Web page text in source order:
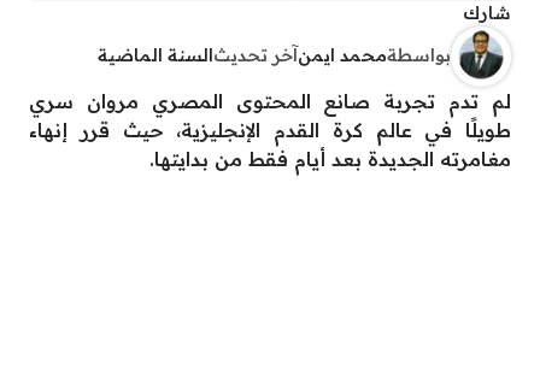
شارك
بواسطةمحمد ايمنآخر تحديثالسنة الماضية
لم تدم تجربة صانع المحتوى المصري مروان سري
طويلًا في عالم كرة القدم الإنجليزية، حيث قرر إنهاء
مغامرته الجديدة بعد أيام فقط من بدايتها.